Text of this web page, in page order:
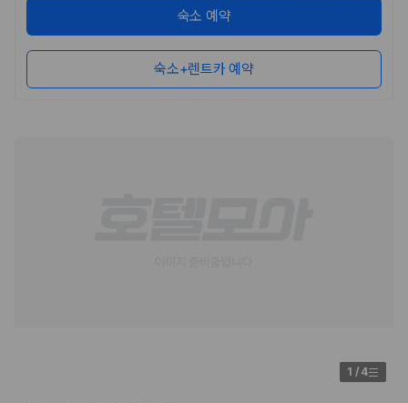
숙소 예약
숙소+렌트카 예약
1 / 4